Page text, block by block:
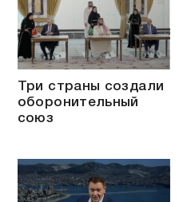
Три страны создали
оборонительный
союз